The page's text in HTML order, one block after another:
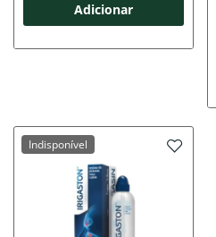
Adicionar
Indisponível